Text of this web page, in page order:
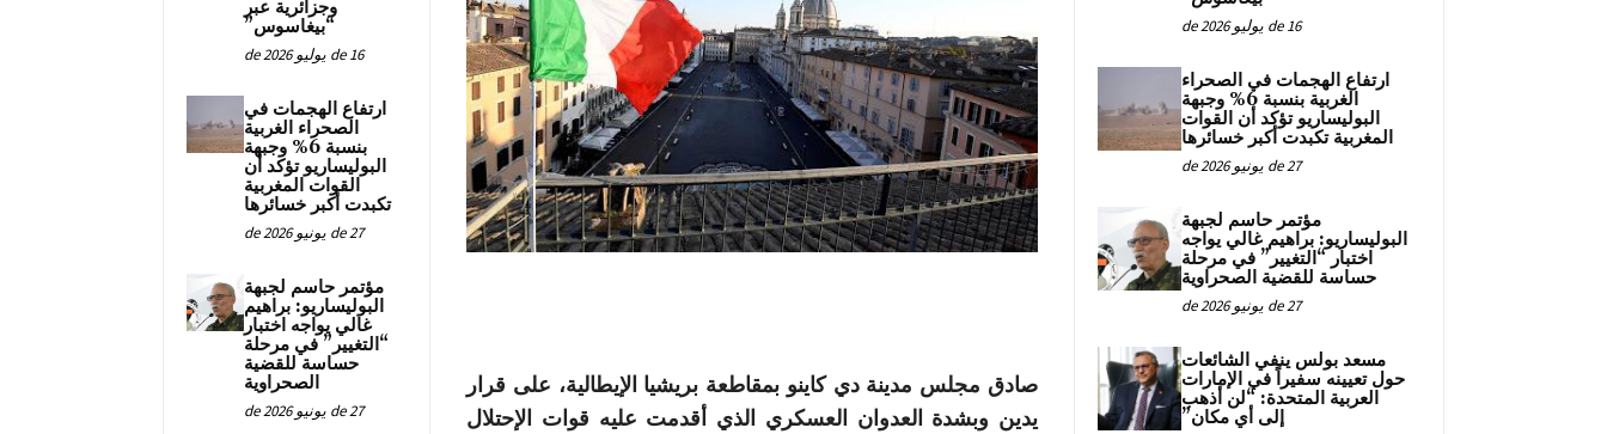
وجزائرية عبر
“بيغاسوس”
16 de يوليو de 2026
ارتفاع الهجمات في
الصحراء الغربية
بنسبة 6% وجبهة
البوليساريو تؤكد أن
القوات المغربية
تكبدت أكبر خسائرها
27 de يونيو de 2026
مؤتمر حاسم لجبهة
البوليساريو: براهيم
غالي يواجه اختبار
“التغيير” في مرحلة
حساسة للقضية
الصحراوية
27 de يونيو de 2026
صادق مجلس مدينة دي كاينو بمقاطعة بريشيا الإيطالية، على قرار
يدين وبشدة العدوان العسكري الذي أقدمت عليه قوات الإحتلال
16 de يوليو de 2026
ارتفاع الهجمات في الصحراء
الغربية بنسبة 6% وجبهة
البوليساريو تؤكد أن القوات
المغربية تكبدت أكبر خسائرها
27 de يونيو de 2026
مؤتمر حاسم لجبهة
البوليساريو: براهيم غالي يواجه
اختبار “التغيير” في مرحلة
حساسة للقضية الصحراوية
27 de يونيو de 2026
مسعد بولس ينفي الشائعات
حول تعيينه سفيراً في الإمارات
العربية المتحدة: “لن أذهب
إلى أي مكان”